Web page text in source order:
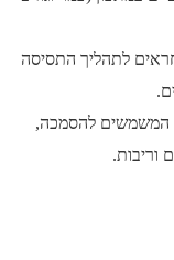
לתהליך התסיסה
המשמשים להסמכה,
וריבות.